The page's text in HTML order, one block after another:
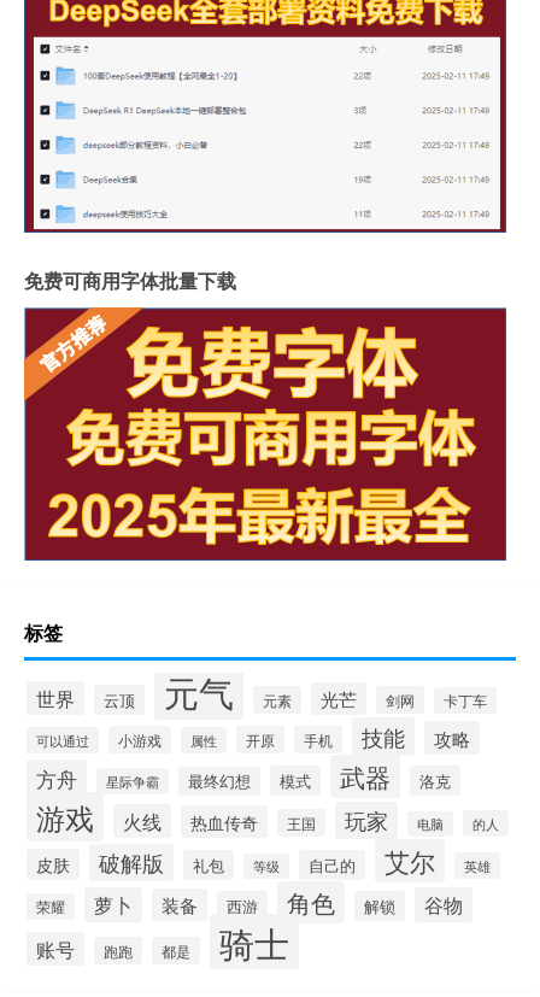
免费可商用字体批量下载
标签
世界 云顶 元气 元素 光芒 剑网 卡丁车
可以通过 小游戏 属性 开原 手机 技能 攻略
方舟 星际争霸 最终幻想 模式 武器 洛克
游戏 火线 热血传奇 王国 玩家 电脑 的人
皮肤 破解版 礼包 等级 自己的 艾尔 英雄
荣耀 萝卜 装备 西游 角色 解锁 谷物
账号 跑跑 都是 骑士